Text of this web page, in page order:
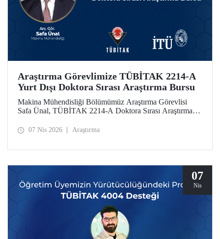
Araştırma Görevlimize TÜBİTAK 2214-A
Yurt Dışı Doktora Sırası Araştırma Bursu
Makina Mühendisliği Bölümümüz Araştırma Görevlisi
Safa Ünal, TÜBİTAK 2214-A Doktora Sırası Araştırma
07 Nis 2026 Araştırma
07
Nis